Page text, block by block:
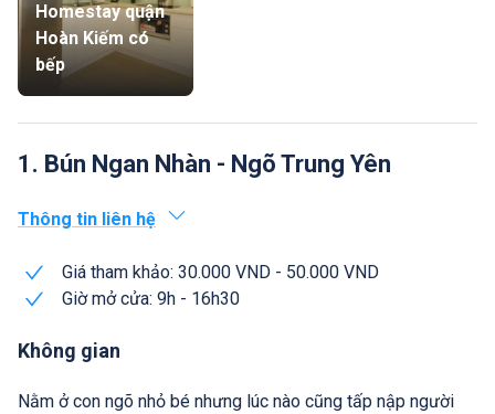
Homestay quận
Hoàn Kiếm có
bếp
1. Bún Ngan Nhàn - Ngõ Trung Yên
Thông tin liên hệ
Giá tham khảo: 30.000 VND - 50.000 VND
Giờ mở cửa: 9h - 16h30
Không gian
Nằm ở con ngõ nhỏ bé nhưng lúc nào cũng tấp nập người